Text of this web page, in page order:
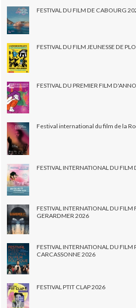
FESTIVAL DU FILM DE CABOURG
FESTIVAL DU FILM JEUNESSE DE
FESTIVAL DU PREMIER FILM
Festival international du film de la
FESTIVAL INTERNATIONAL DU
FESTIVAL INTERNATIONAL DU FILM
GERARDMER 2026
FESTIVAL INTERNATIONAL DU FILM
CARCASSONNE 2026
FESTIVAL PTIT CLAP 2026